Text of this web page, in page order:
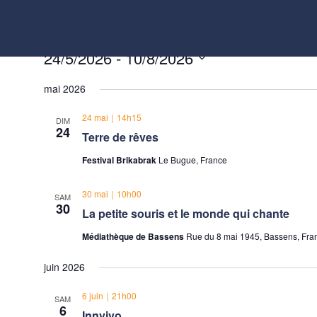
Évènements
24/5/2026 - 10/8/2026
une
mai 2026
DIM
24 Terre de rêves
24 mai｜14h15
Festival Brikabrak Le Bugue, France
SAM
30 La petite souris et le monde qui chante
30 mai｜10h00
Médiathèque de Bassens Rue du 8 mai 1945, Bassens,
juin 2026
SAM
6
6 juin｜21h00